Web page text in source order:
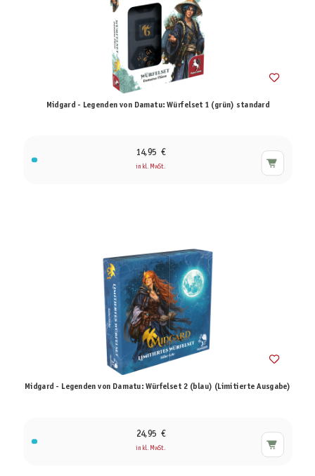
Midgard - Legenden von Damatu: Würfelset 1 (grün) standard
14,95 €
inkl. MwSt.
Midgard - Legenden von Damatu: Würfelset 2 (blau) (Limitierte Ausgabe)
24,95 €
inkl. MwSt.